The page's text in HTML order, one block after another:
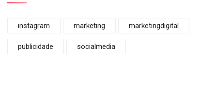
instagram marketing marketingdigital
publicidade socialmedia